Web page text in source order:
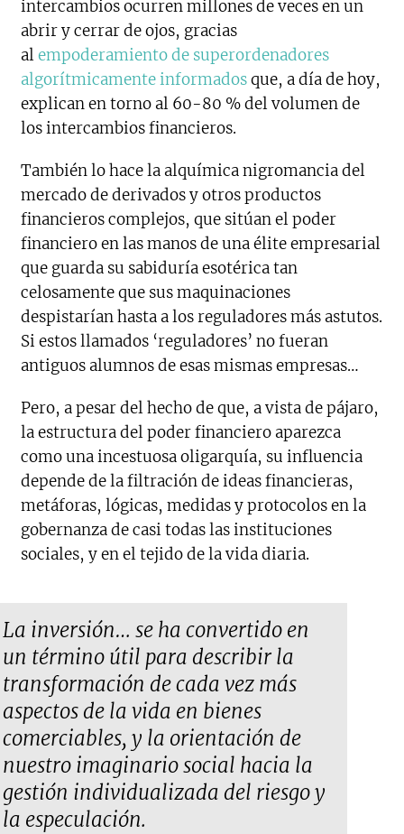
intercambios ocurren millones de veces en un
abrir y cerrar de ojos, gracias
alempoderamiento de superordenadores
algorítmicamente informadosque, a día de hoy,
explican en torno al 60-80 % del volumen de
los intercambios financieros.
También lo hace la alquímica nigromancia del
mercado de derivados y otros productos
financieros complejos, que sitúan el poder
financiero en las manos de una élite empresarial
que guarda su sabiduría esotérica tan
celosamente que sus maquinaciones
despistarían hasta a los reguladores más astutos.
Si estos llamados ‘reguladores’ no fueran
antiguos alumnos de esas mismas empresas…
Pero, a pesar del hecho de que, a vista de pájaro,
la estructura del poder financiero aparezca
como una incestuosa oligarquía, su influencia
depende de la filtración de ideas financieras,
metáforas, lógicas, medidas y protocolos en la
gobernanza de casi todas las instituciones
sociales, y en el tejido de la vida diaria.
La inversión… se ha convertido en
un término útil para describir la
transformación de cada vez más
aspectos de la vida en bienes
comerciables, y la orientación de
nuestro imaginario social hacia la
gestión individualizada del riesgo y
la especulación.